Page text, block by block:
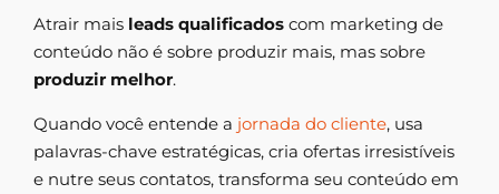
Atrair mais leads qualificados com marketing de
conteúdo não é sobre produzir mais, mas sobre
produzir melhor.
Quando você entende a jornada do cliente, usa
palavras-chave estratégicas, cria ofertas irresistíveis
e nutre seus contatos, transforma seu conteúdo em